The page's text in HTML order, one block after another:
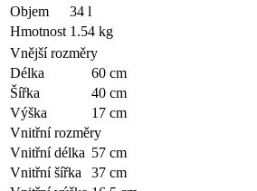
Objem
34 l
Hmotnost 1.54 kg
Vnější rozměry
Délka
60 cm
Šířka
40 cm
Výška
17 cm
Vnitřní rozměry
Vnitřní délka 57 cm
Vnitřní šířka
37 cm